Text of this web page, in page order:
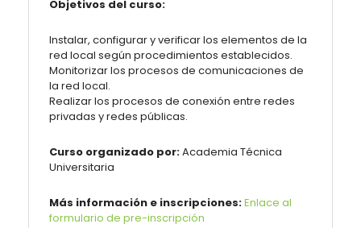
Objetivos del curso:
Instalar, configurar y verificar los elementos de la
red local según procedimientos establecidos.
Monitorizar los procesos de comunicaciones de
la red local.
Realizar los procesos de conexión entre redes
privadas y redes públicas.
Curso organizado por:Academia Técnica
Universitaria
Más información e inscripciones:Enlace al
formulario de pre-inscripción